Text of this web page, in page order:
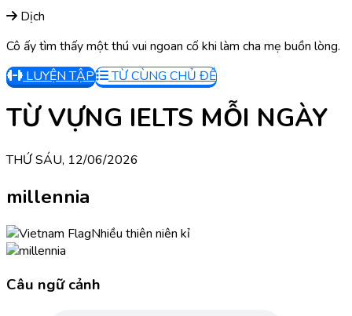
Dịch
Cô ấy tìm thấy một thú vui ngoan cố khi làm cha mẹ buồn lòng.
LUYỆN TẬP
TỪ CÙNG CHỦ ĐỀ
TỪ VỰNG IELTS MỖI NGÀY
THỨ SÁU, 12/06/2026
millennia
Nhiều thiên niên kỉ
Câu ngữ cảnh